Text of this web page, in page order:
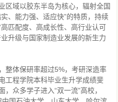
区域以胶东半岛为核心，辐射全国
、能力强、适应快”的特质，持续
匹配度、高成长性、高行业认可
升级与国家制造业发展的新生力
整体保研率超过5%，考研深造率
工程学院本科毕业生升学成绩斐
众多学子进入“双一流”高校，